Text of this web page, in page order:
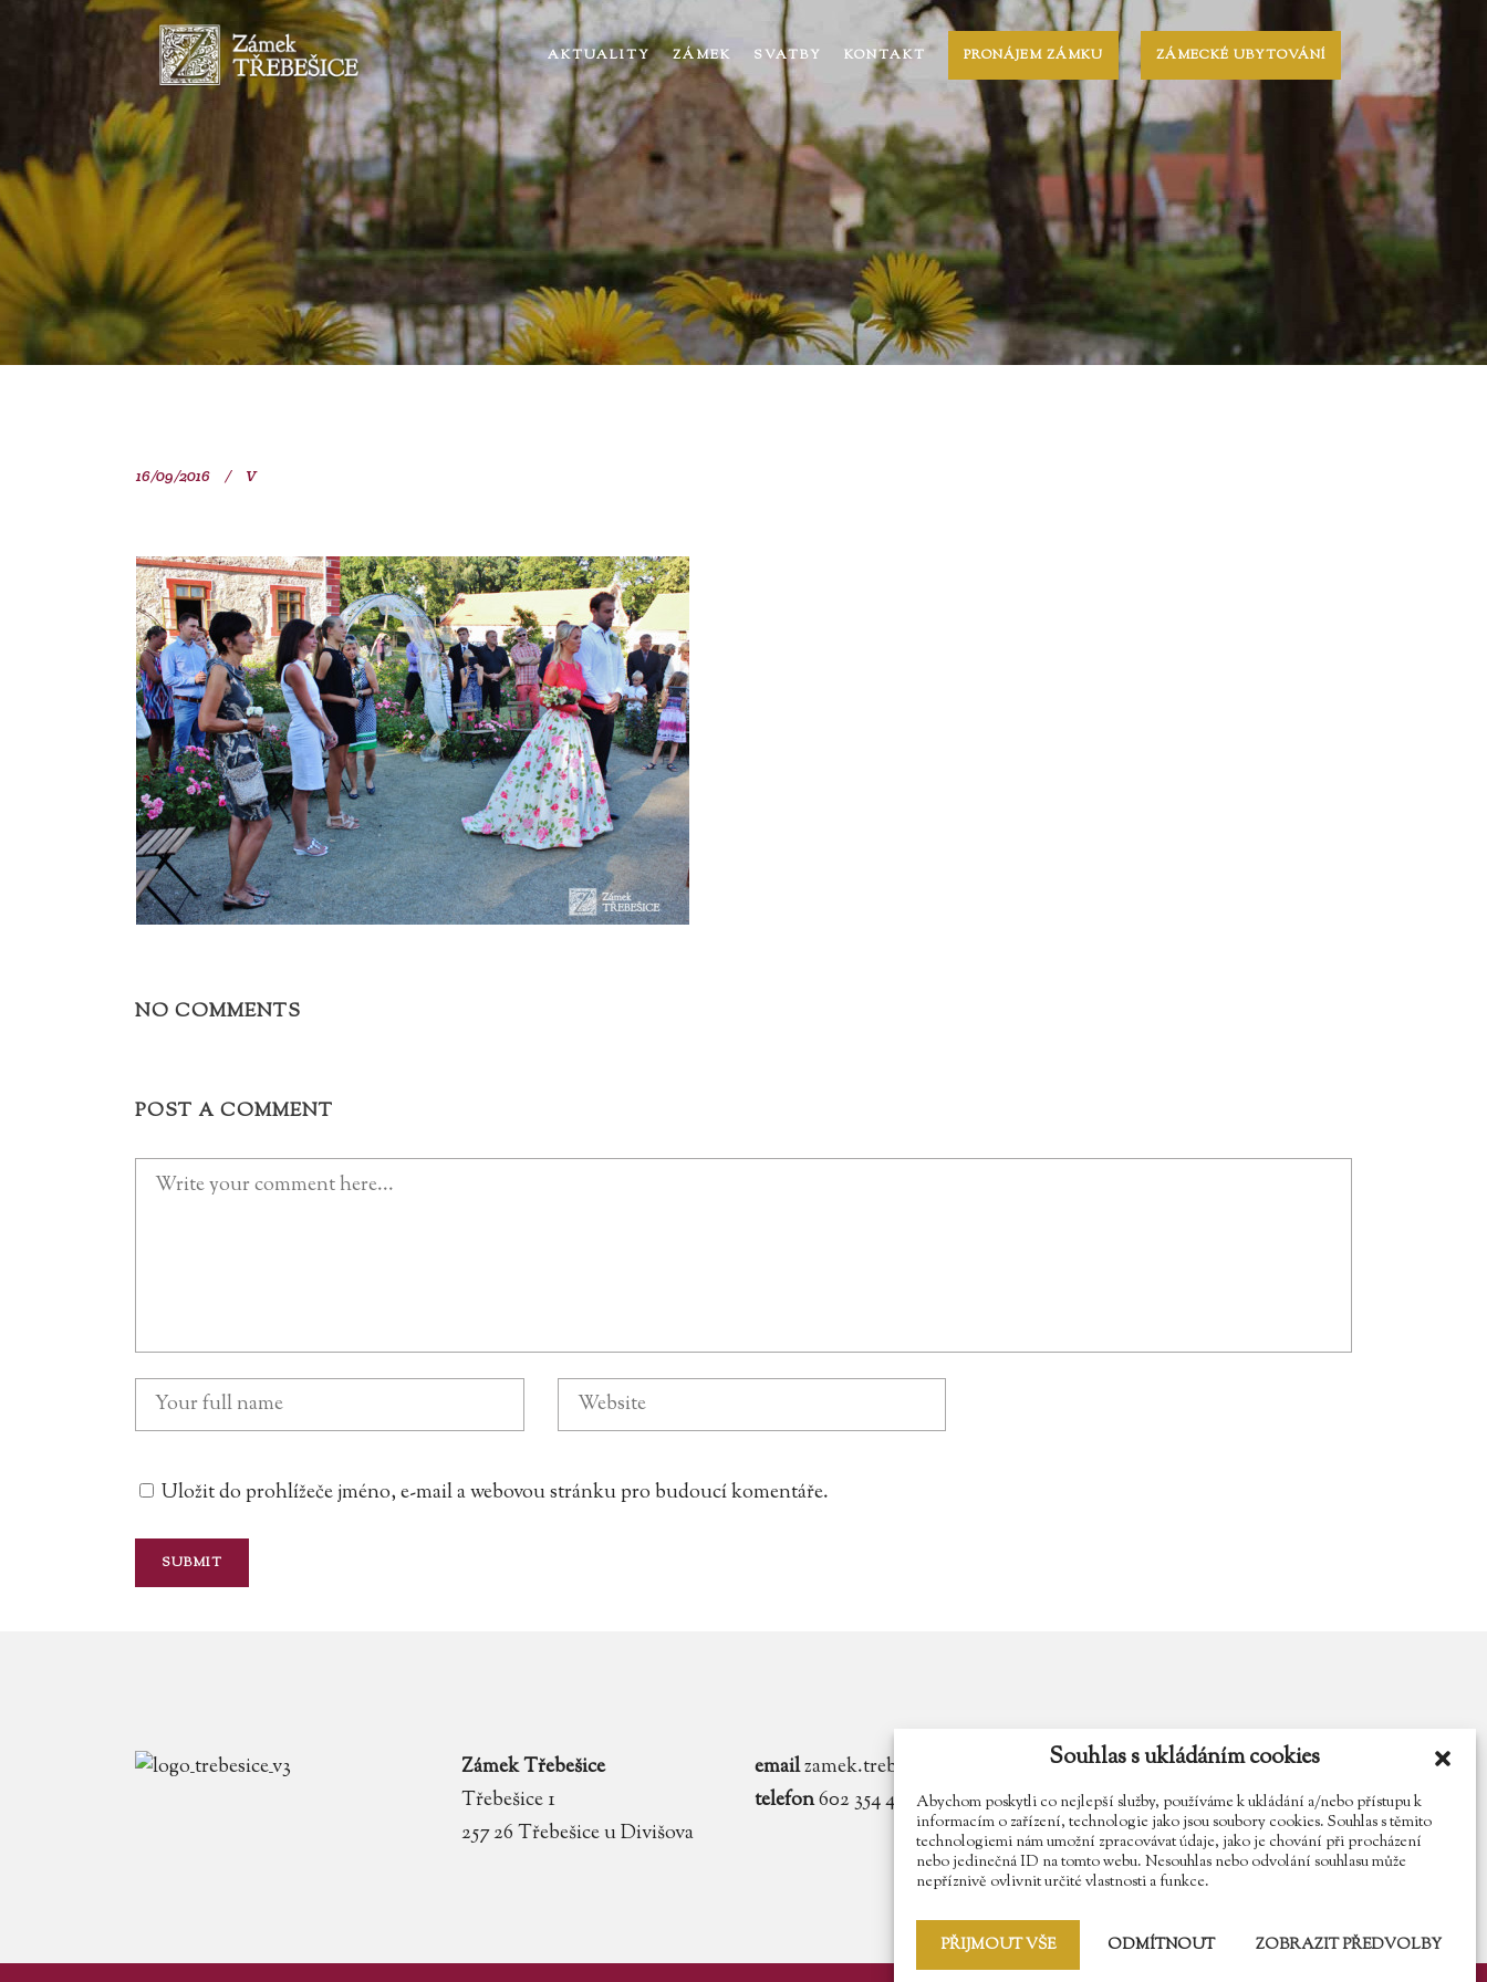
Souhlas s ukládáním cookies
Abychom poskytli co nejlepší služby, používáme k ukládání a/nebo přístupu k
informacím o zařízení, technologie jako jsou soubory cookies. Souhlas s těmito
technologiemi nám umožní zpracovávat údaje, jako je chování při procházení
nebo jedinečná ID na tomto webu. Nesouhlas nebo odvolání souhlasu může
nepříznivě ovlivnit určité vlastnosti a funkce.
PŘIJMOUT VŠE ODMÍTNOUT ZOBRAZIT PŘEDVOLBY
AKTUALITY ZÁMEK SVATBY KONTAKT PRONÁJEM ZÁMKU ZÁMECKÉ UBYTOVÁNÍ
16/09/2016 V
NO COMMENTS
POST A COMMENT
Uložit do prohlížeče jméno, e-mail a webovou stránku pro budoucí komentáře.
Zámek Třebešice
Třebešice 1
257 26 Třebešice u Divišova
emailzamek.trebesice@volny.cz
telefon602 354 467
Najdete nás na Facebooku
Sledujte náš Instagram